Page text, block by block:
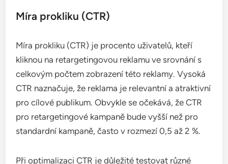
Jaké jsou klíčové metriky pro
měření úspěšnosti retargetingu?
Klíčové metriky pro měření úspěšnosti retargetingu
zahrnují míru prokliku (CTR), konverzní poměr a
další ukazatele, které pomáhají vyhodnotit
efektivitu kampaní zaměřených na opětovné
zapojení návštěvníků. Tyto metriky poskytují cenné
jak může přispět k udržení zákazníků a zvýšení